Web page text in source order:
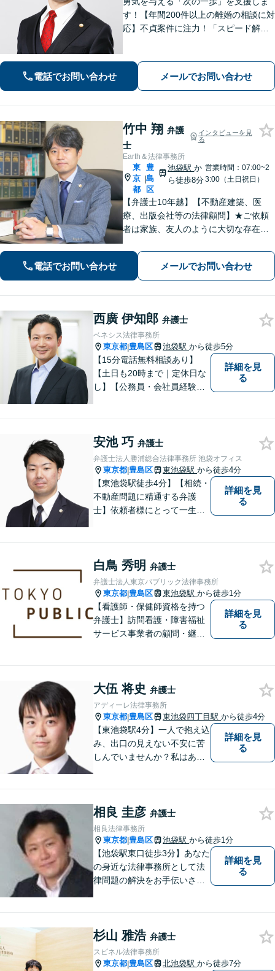
す！【年間200件以上の離婚の相談に対
応】不貞案件に注力！「スピード解
し、味方になります【池袋駅徒歩5分】
【セカンドオピニオン可】
電話でお問い合わせ メールでお問い合わせ
竹中 翔 弁護
士
インタビューを見
る
Earth＆法律事務所
東
京
都
|
豊
島
区
池袋駅か
ら徒歩8分
営業時間：07:00~2
3:00（土日祝日）
【弁護士10年越】【不動産建築、医
療、出版会社等の法律顧問】★ご依頼
者は家族、友人のように大切な存在と
います★【初回30分無料】★離婚・相
続・交通・借金・労働・債権回収も注
力【個人、法人案件共に対応】
電話でお問い合わせ メールでお問い合わせ
西廣 伊知郎 弁護士
ベネシス法律事務所
東京都|豊島区 池袋駅 から徒歩5分
【15分電話無料相談あり】
【土日も20時まで｜定休日な
し】【公務員・会社員経験あ
産、離婚、労働、借金トラブ
ルならお任せください。【企
業側にも対応】【池袋駅5分】
詳細を見
る
安池 巧 弁護士
弁護士法人勝浦総合法律事務所 池袋オフィス
東京都|豊島区 東池袋駅 から徒歩4分
【東池袋駅徒歩4分】【相続・
不動産問題に精通する弁護
士】依頼者様にとって一生に
日々精進してまいります。池
袋・青山・大阪の3拠点の弁護
士が結集し、複雑な問題を解
決に導きます。
詳細を見
る
白鳥 秀明 弁護士
弁護士法人東京パブリック法律事務所
東京都|豊島区 東池袋駅 から徒歩1分
【看護師・保健師資格を持つ
弁護士】訪問看護・障害福祉
サービス事業者の顧問・継続
護・福祉の現場が分かる弁護
士に、お気軽にご相談くださ
い。
詳細を見
る
大伍 将史 弁護士
アディーレ法律事務所
東京都|豊島区 東池袋四丁目駅 から徒歩4分
【東池袋駅4分】一人で抱え込
み、出口の見えない不安に苦
しんでいませんか？私はあな
戻すために全力でサポートし
ます！【夜間や休日相談可
能】【メール電話・WEB相談
も対応】
詳細を見
る
相良 圭彦 弁護士
相良法律事務所
東京都|豊島区 池袋駅 から徒歩1分
【池袋駅東口徒歩3分】あなた
の身近な法律事務所として法
律問題の解決をお手伝いさせ
詳細を見
る
杉山 雅浩 弁護士
スピネル法律事務所
東京都|豊島区 北池袋駅 から徒歩7分